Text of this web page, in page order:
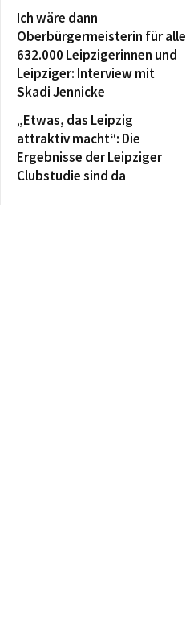
Ich wäre dann
Oberbürgermeisterin für alle
632.000 Leipzigerinnen und
Leipziger: Interview mit
Skadi Jennicke
„Etwas, das Leipzig
attraktiv macht“: Die
Ergebnisse der Leipziger
Clubstudie sind da